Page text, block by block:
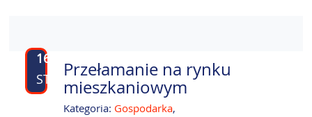
16
STY
Przełamanie na rynku
mieszkaniowym
Kategoria: Gospodarka,